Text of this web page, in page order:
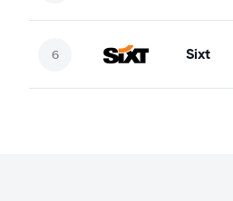
Sixt